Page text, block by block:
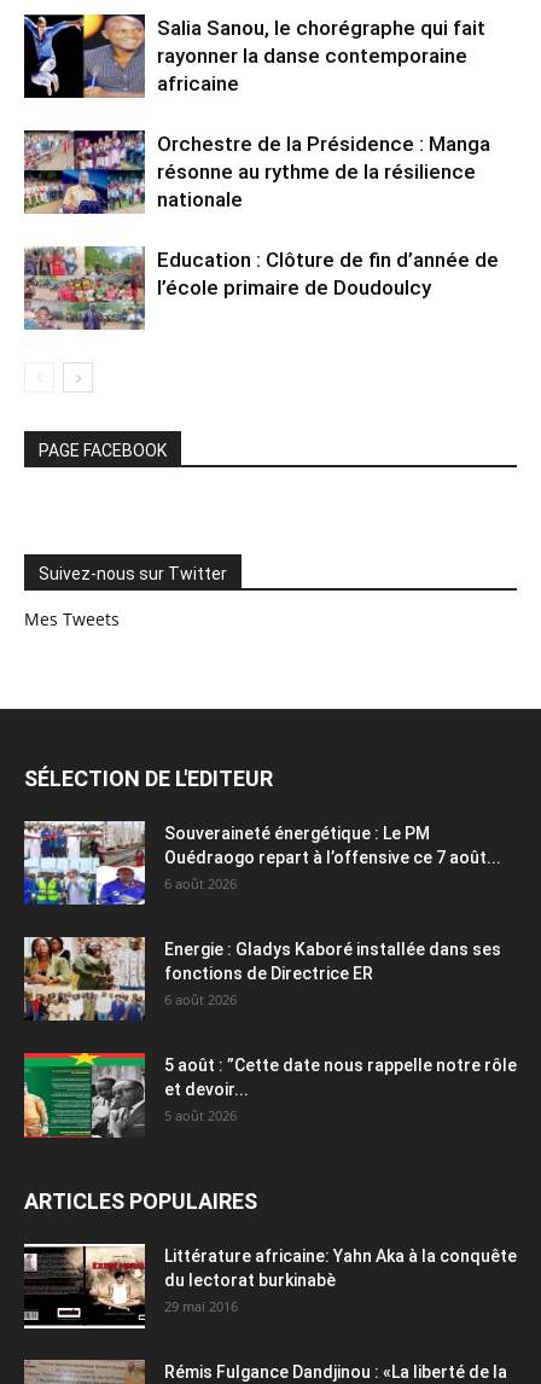
Salia Sanou, le chorégraphe qui fait
rayonner la danse contemporaine
africaine
Orchestre de la Présidence : Manga
résonne au rythme de la résilience
nationale
Education : Clôture de fin d’année de
l’école primaire de Doudoulcy
PAGE FACEBOOK
Suivez-nous sur Twitter
Mes Tweets
SÉLECTION DE L'EDITEUR
Souveraineté énergétique : Le PM
Ouédraogo repart à l’offensive ce 7 août...
6 août 2026
Energie : Gladys Kaboré installée dans ses
fonctions de Directrice ER
6 août 2026
5 août : ”Cette date nous rappelle notre rôle
et devoir...
5 août 2026
ARTICLES POPULAIRES
Littérature africaine: Yahn Aka à la conquête
du lectorat burkinabè
29 mai 2016
Rémis Fulgance Dandjinou : «La liberté de la